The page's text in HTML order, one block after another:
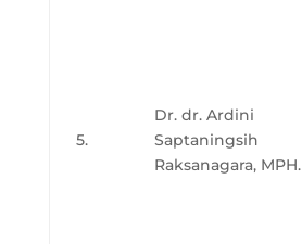
5.
Dr. dr. Ardini
Saptaningsih
Raksanagara, MPH.